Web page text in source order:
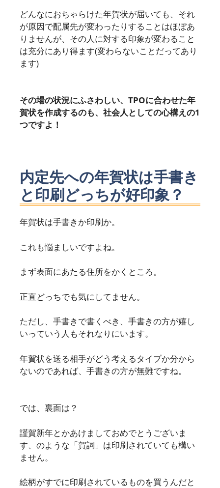
どんなにおちゃらけた年賀状が届いても、それ
が原因で配属先が変わったりすることはほぼあ
りませんが、その人に対する印象が変わること
は充分にあり得ます(変わらないことだってあり
ます)
その場の状況にふさわしい、TPOに合わせた年
賀状を作成するのも、社会人としての心構えの1
つですよ！
内定先への年賀状は手書き
と印刷どっちが好印象？
年賀状は手書きか印刷か。
これも悩ましいですよね。
まず表面にあたる住所をかくところ。
正直どっちでも気にしてません。
ただし、手書きで書くべき、手書きの方が嬉し
いっていう人もそれなりにいます。
年賀状を送る相手がどう考えるタイプか分から
ないのであれば、手書きの方が無難ですね。
では、裏面は？
謹賀新年とかあけましておめでとうございま
す、のような「賀詞」は印刷されていても構い
ません。
絵柄がすでに印刷されているものを買うんだと